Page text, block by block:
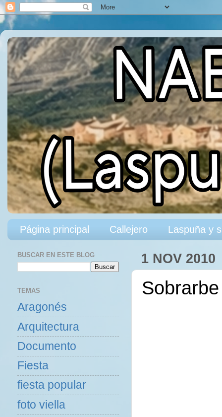
Página principal Callejero Laspuña y
1 NOV 2010
BUSCAR EN ESTE BLOG
TEMAS
Aragonés
Arquitectura
Documento
Fiesta
fiesta popular
foto viella